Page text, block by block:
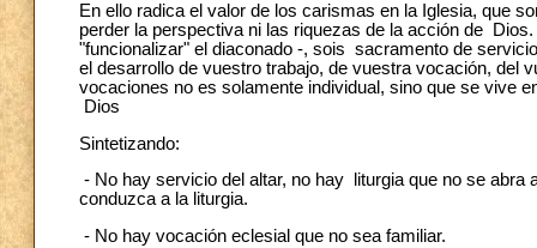
En ello radica el valor de los carismas en la Iglesia, que
perder la perspectiva ni las riquezas de la acción de
"funcionalizar" el diaconado -, sois sacramento de
el desarrollo de vuestro trabajo, de vuestra vocación, del
vocaciones no es solamente individual, sino que se vive
Dios
Sintetizando:
- No hay servicio del altar, no hay liturgia que no se
conduzca a la liturgia.
- No hay vocación eclesial que no sea familiar.